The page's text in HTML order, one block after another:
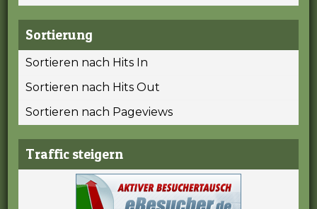
Sortierung
Sortieren nach Hits In
Sortieren nach Hits Out
Sortieren nach Pageviews
Traffic steigern